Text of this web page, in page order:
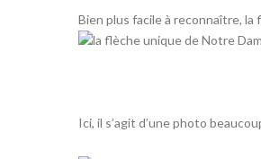
Bien plus facile à reconnaître, la
Ici, il s’agit d’une photo